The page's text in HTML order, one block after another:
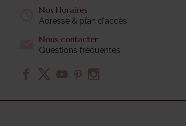
Nos Horaires
Adresse & plan d'accès
Nous contacter
Questions fréquentes